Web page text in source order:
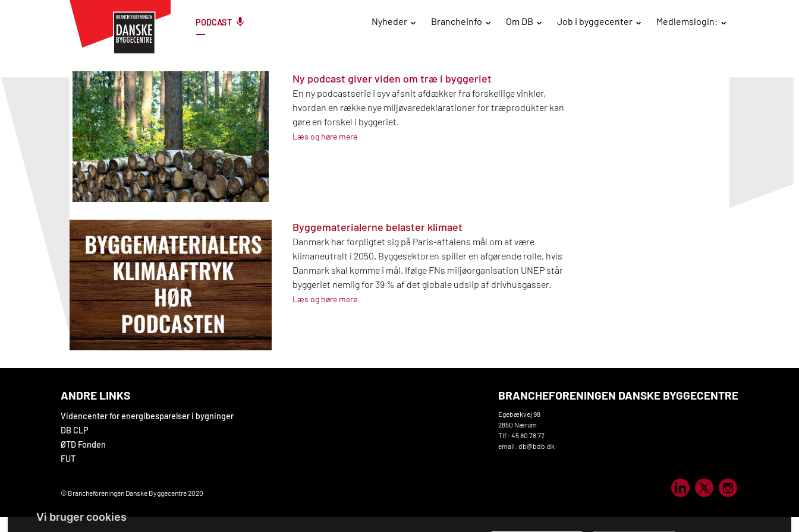
PODCAST Nyheder Brancheinfo Om DB Job i byggecenter Medlemslogin:
Ny podcast giver viden om træ i byggeriet
En ny podcastserie i syv afsnit afdækker fra forskellige vinkler,
hvordan en række nye miljøvaredeklarationer for træprodukter kan
gøre en forskel i byggeriet.
Læs og høre mere
Byggematerialerne belaster klimaet
Danmark har forpligtet sig på Paris-aftalens mål om at være
klimaneutralt i 2050. Byggesektoren spiller en afgørende rolle, hvis
Danmark skal komme i mål. Ifølge FNs miljøorganisation UNEP står
byggeriet nemlig for 39 % af det globale udslip af drivhusgasser.
Læs og høre mere
ANDRE LINKS
Videncenter for energibesparelser i bygninger
DB CLP
ØTD Fonden
FUT
BRANCHEFORENINGEN DANSKE BYGGECENTRE
Egebækvej 98
2850 Nærum
Tlf.: 45 80 78 77
email: db@bdb.dk
© Brancheforeningen Danske Byggecentre 2020